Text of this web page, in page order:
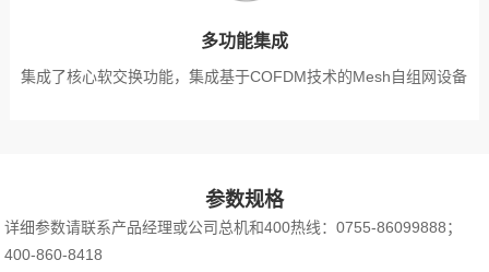
多功能集成
集成了核心软交换功能，集成基于COFDM技术的Mesh自组网设备
参数规格
详细参数请联系产品经理或公司总机和400热线：0755-86099888；
400-860-8418